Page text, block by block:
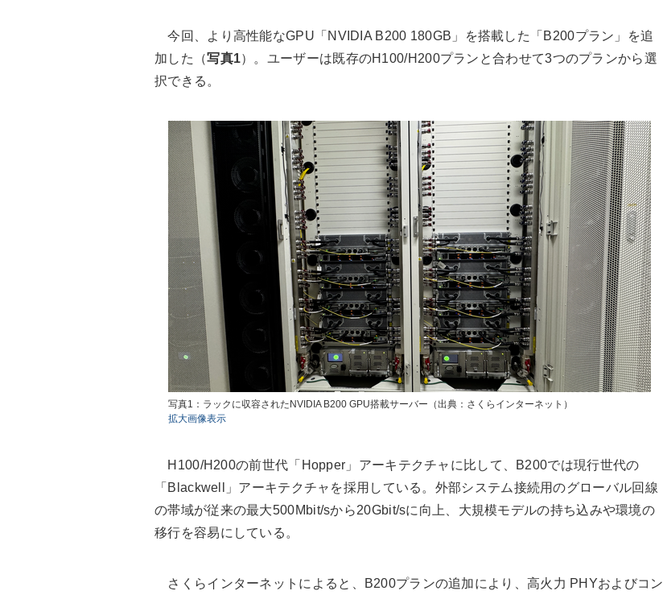
今回、より高性能なGPU「NVIDIA B200 180GB」を搭載した「B200プラン」を追
加した（写真1）。ユーザーは既存のH100/H200プランと合わせて3つのプランから選
択できる。
写真1：ラックに収容されたNVIDIA B200 GPU搭載サーバー（出典：さくらインターネット）
拡大画像表示
H100/H200の前世代「Hopper」アーキテクチャに比して、B200では現行世代の
「Blackwell」アーキテクチャを採用している。外部システム接続用のグローバル回線
の帯域が従来の最大500Mbit/sから20Gbit/sに向上、大規模モデルの持ち込みや環境の
移行を容易にしている。
さくらインターネットによると、B200プランの追加により、高火力 PHYおよびコン